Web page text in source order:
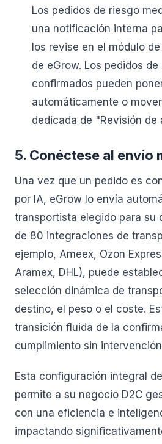
Los pedidos de riesgo
una notificación interna
los revise en el módulo
de eGrow. Los pedidos
confirmados pueden
automáticamente o
dedicada de "Revisión de
5. Conéctese al envío
Una vez que un pedido es
por IA, eGrow lo envía
transportista elegido para su
de 80 integraciones de
ejemplo, Ameex, Ozon
Aramex, DHL), puede
selección dinámica de
destino, el peso o el coste.
transición fluida de la
cumplimiento sin
Esta configuración integral
permite a su negocio D2C
con una eficiencia e
impactando